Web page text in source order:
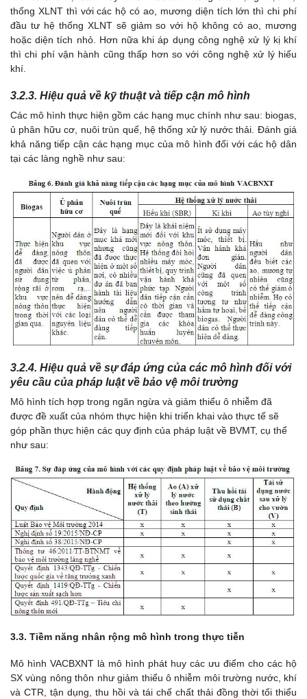
thống XLNT thì với các hộ có ao, mương diện tích lớn thì chi phí
đầu tư hệ thống XLNT sẽ giảm so với hộ không có ao, mương
hoặc diện tích nhỏ. Hơn nữa khi áp dụng công nghệ xử lý kị khí
thì chi phí vận hành cũng thấp hơn so với công nghệ xử lý hiếu
khí.
3.2.3. Hiệu quả về kỹ thuật và tiếp cận mô hình
Các mô hình thực hiện gồm các hạng mục chính như sau: biogas,
ủ phân hữu cơ, nuôi trùn quế, hệ thống xử lý nước thải. Đánh giá
khả năng tiếp cận các hạng mục của mô hình đối với các hộ dân
tại các làng nghề như sau:
3.2.4. Hiệu quả về sự đáp ứng của các mô hình đối với
yêu cầu của pháp luật về bảo vệ môi trường
Mô hình tích hợp trong ngăn ngừa và giảm thiểu ô nhiễm đã
được đề xuất của nhóm thực hiện khi triển khai vào thực tế sẽ
góp phần thực hiện các quy định của pháp luật về BVMT, cụ thể
như sau:
3.3. Tiềm năng nhân rộng mô hình trong thực tiễn
Mô hình VACBXNT là mô hình phát huy các ưu điểm cho các hộ
SX vùng nông thôn như giảm thiểu ô nhiễm môi trường nước, khí
và CTR, tận dụng, thu hồi và tái chế chất thải đồng thời tối thiểu